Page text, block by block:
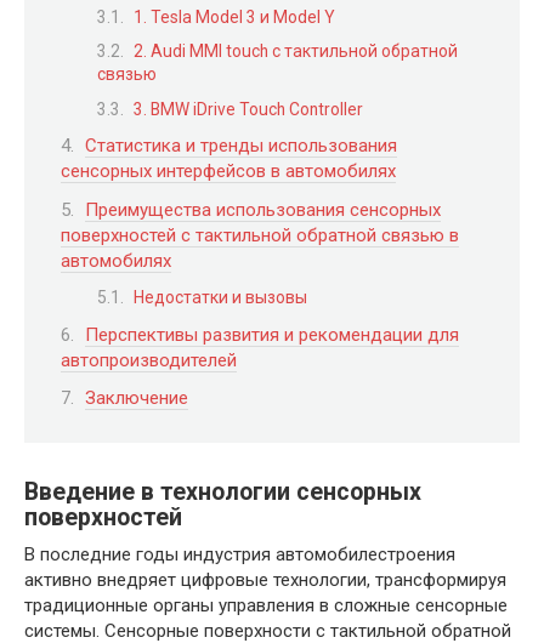
1. Tesla Model 3 и Model Y
2. Audi MMI touch с тактильной обратной
связью
3. BMW iDrive Touch Controller
Статистика и тренды использования
сенсорных интерфейсов в автомобилях
Преимущества использования сенсорных
поверхностей с тактильной обратной связью в
автомобилях
Недостатки и вызовы
Перспективы развития и рекомендации для
автопроизводителей
Заключение
Введение в технологии сенсорных
поверхностей
В последние годы индустрия автомобилестроения
активно внедряет цифровые технологии, трансформируя
традиционные органы управления в сложные сенсорные
системы. Сенсорные поверхности с тактильной обратной